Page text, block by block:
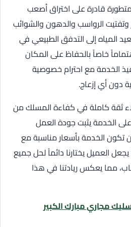
قادرة على اختراق أصعب
وتفتيت الرواسب والدهون والشوائب
المياه إلى التدفق الطبيعي في
خاصاً بالحفاظ على المكان
الخدمة مع احترام خصوصية
دون أي إزعاج.
ثقة كاملة في كفاءة المسلك من
الخدمة يثبت جودة العمل
تكون الخدمة بأسعار مناسبة مع
العميل يختارنا دائماً لحل جميع
مما يعكس ريادتنا في هذا
مجاري مبارك الكبير